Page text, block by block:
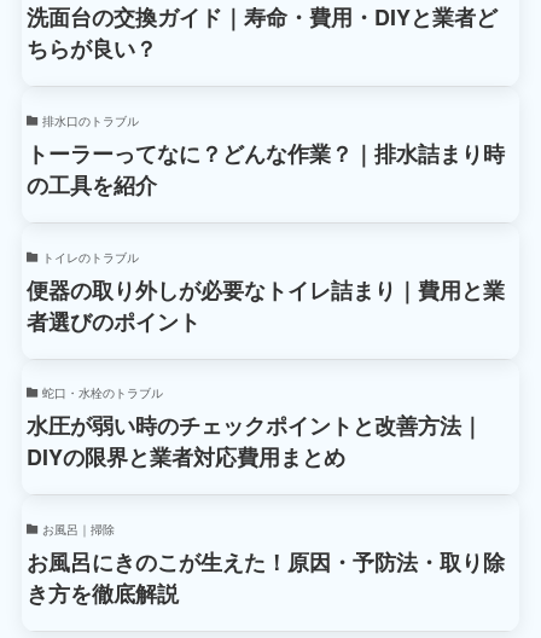
洗面台の交換ガイド｜寿命・費用・DIYと業者ど
ちらが良い？
排水口のトラブル
トーラーってなに？どんな作業？｜排水詰まり時
の工具を紹介
トイレのトラブル
便器の取り外しが必要なトイレ詰まり｜費用と業
者選びのポイント
蛇口・水栓のトラブル
水圧が弱い時のチェックポイントと改善方法｜
DIYの限界と業者対応費用まとめ
お風呂｜掃除
お風呂にきのこが生えた！原因・予防法・取り除
き方を徹底解説